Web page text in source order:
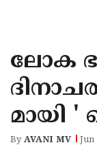
KANNUR
KASARAGOD
ലോക
മായി
ByAVANI MV Jun